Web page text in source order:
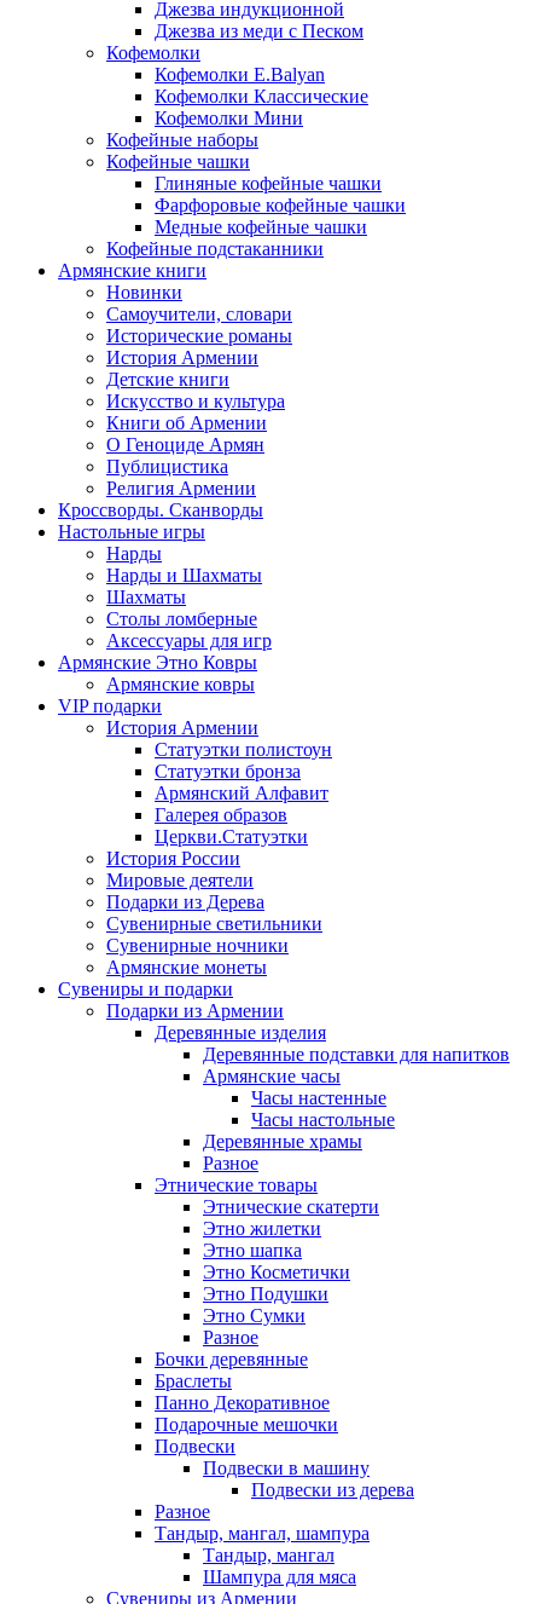
Джезва индукционной
Джезва из меди с Песком
Кофемолки
Кофемолки E.Balyan
Кофемолки Классические
Кофемолки Мини
Кофейные наборы
Кофейные чашки
Глиняные кофейные чашки
Фарфоровые кофейные чашки
Медные кофейные чашки
Кофейные подстаканники
Армянские книги
Новинки
Самоучители, словари
Исторические романы
История Армении
Детские книги
Иcкусство и культура
Книги об Армении
О Геноциде Армян
Публицистика
Религия Армении
Кроссворды. Сканворды
Настольные игры
Нарды
Нарды и Шахматы
Шахматы
Столы ломберные
Аксессуары для игр
Армянские Этно Ковры
Армянские ковры
VIP подарки
История Армении
Статуэтки полистоун
Статуэтки бронза
Армянский Алфавит
Галерея образов
Церкви.Статуэтки
История России
Мировые деятели
Подарки из Дерева
Сувенирные светильники
Сувенирные ночники
Армянские монеты
Сувениры и подарки
Подарки из Армении
Деревянные изделия
Деревянные подставки для напитков
Армянские часы
Часы настенные
Часы настольные
Деревянные храмы
Разное
Этнические товары
Этнические скатерти
Этно жилетки
Этно шапка
Этно Косметички
Этно Подушки
Этно Сумки
Разное
Бочки деревянные
Браслеты
Панно Декоративное
Подарочные мешочки
Подвески
Подвески в машину
Подвески из дерева
Разное
Тандыр, мангал, шампура
Тандыр, мангал
Шампура для мяса
Сувениры из Армении